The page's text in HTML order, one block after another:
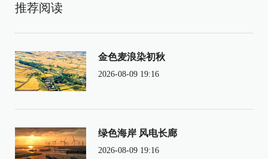
推荐阅读
金色麦浪染初秋
2026-08-09 19:16
绿色海岸 风电长廊
2026-08-09 19:16